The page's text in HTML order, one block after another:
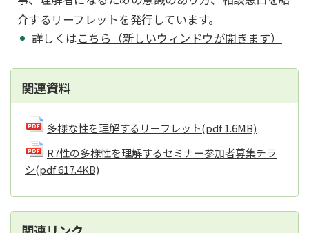
介するリーフレットを発行しています。
詳しくはこちら（新しいウィンドウが開きます）
関連資料
多様な性を理解するリーフレット(pdf 1.6MB)
R7性の多様性を理解するセミナー参加者募集チラ
シ(pdf 617.4KB)